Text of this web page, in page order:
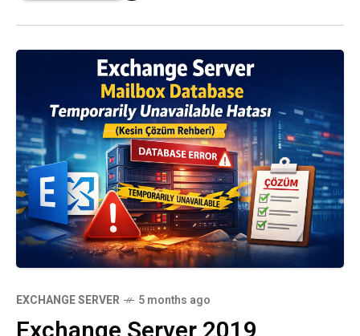
EXCHANGE SERVER 5 months ago